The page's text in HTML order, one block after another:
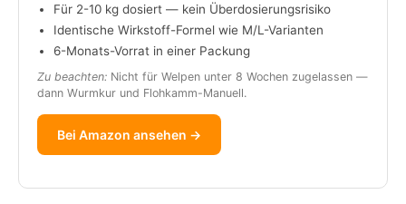
Für 2-10 kg dosiert — kein Überdosierungsrisiko
Identische Wirkstoff-Formel wie M/L-Varianten
6-Monats-Vorrat in einer Packung
Zu beachten: Nicht für Welpen unter 8 Wochen zugelassen —
dann Wurmkur und Flohkamm-Manuell.
Bei Amazon ansehen →